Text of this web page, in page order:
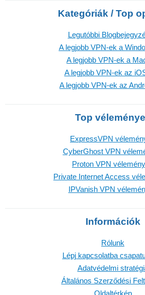
Kategóriák / Top
Legutóbbi
A legjobb VPN-ek a
A legjobb VPN-ek a
A legjobb VPN-ek az
A legjobb VPN-ek az
Top
ExpressVPN
CyberGhost VPN
Proton VPN
Private Internet Access
IPVanish VPN
Információk
Rólunk
Lépj kapcsolatba
Adatvédelmi
Általános Szerződési
Oldaltérkép